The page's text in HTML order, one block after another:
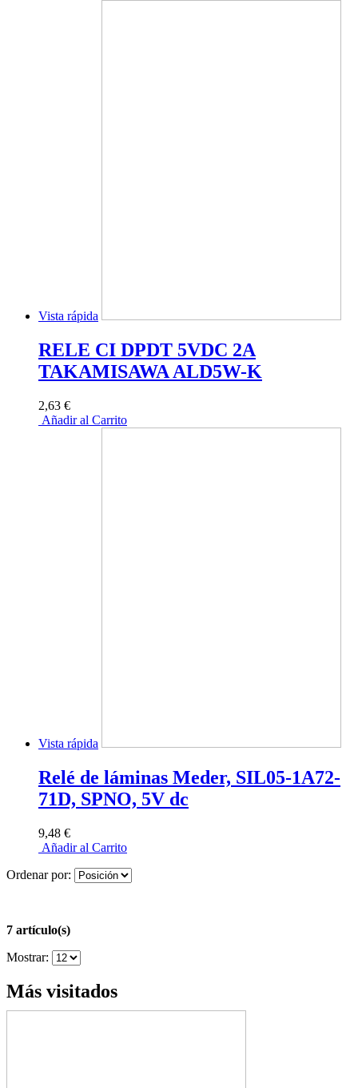
Vista rápida
RELE CI DPDT 5VDC 2A
TAKAMISAWA ALD5W-K
2,63 €
Añadir al Carrito
Vista rápida
Relé de láminas Meder, SIL05-1A72-
71D, SPNO, 5V dc
9,48 €
Añadir al Carrito
Ordenar por:
7 artículo(s)
Mostrar:
Más visitados